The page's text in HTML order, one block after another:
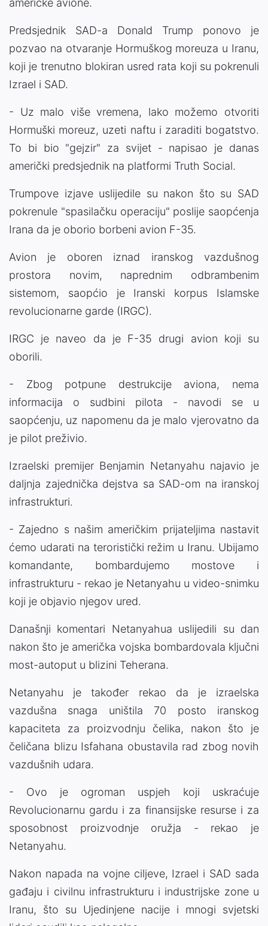
američke avione.
Predsjednik SAD-a Donald Trump ponovo je
pozvao na otvaranje Hormuškog moreuza u Iranu,
koji je trenutno blokiran usred rata koji su pokrenuli
Izrael i SAD.
- Uz malo više vremena, lako možemo otvoriti
Hormuški moreuz, uzeti naftu i zaraditi bogatstvo.
To bi bio "gejzir" za svijet - napisao je danas
američki predsjednik na platformi Truth Social.
Trumpove izjave uslijedile su nakon što su SAD
pokrenule "spasilačku operaciju" poslije saopćenja
Irana da je oborio borbeni avion F-35.
Avion je oboren iznad iranskog vazdušnog
prostora novim, naprednim odbrambenim
sistemom, saopćio je Iranski korpus Islamske
revolucionarne garde (IRGC).
IRGC je naveo da je F-35 drugi avion koji su
oborili.
- Zbog potpune destrukcije aviona, nema
informacija o sudbini pilota - navodi se u
saopćenju, uz napomenu da je malo vjerovatno da
je pilot preživio.
Izraelski premijer Benjamin Netanyahu najavio je
daljnja zajednička dejstva sa SAD-om na iranskoj
infrastrukturi.
- Zajedno s našim američkim prijateljima nastavit
ćemo udarati na teroristički režim u Iranu. Ubijamo
komandante, bombardujemo mostove i
infrastrukturu - rekao je Netanyahu u video-snimku
koji je objavio njegov ured.
Današnji komentari Netanyahua uslijedili su dan
nakon što je američka vojska bombardovala ključni
most-autoput u blizini Teherana.
Netanyahu je također rekao da je izraelska
vazdušna snaga uništila 70 posto iranskog
kapaciteta za proizvodnju čelika, nakon što je
čeličana blizu Isfahana obustavila rad zbog novih
vazdušnih udara.
- Ovo je ogroman uspjeh koji uskraćuje
Revolucionarnu gardu i za finansijske resurse i za
sposobnost proizvodnje oružja - rekao je
Netanyahu.
Nakon napada na vojne ciljeve, Izrael i SAD sada
gađaju i civilnu infrastrukturu i industrijske zone u
Iranu, što su Ujedinjene nacije i mnogi svjetski